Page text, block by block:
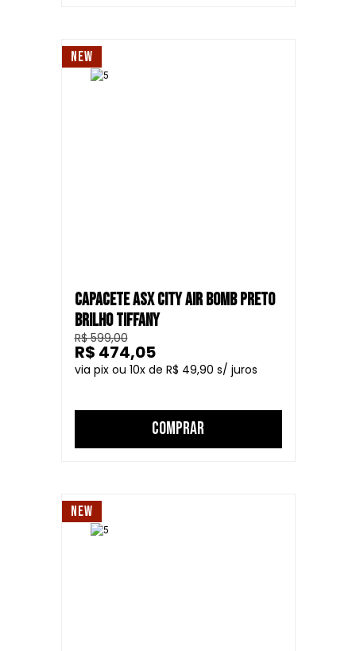
NEW
CAPACETE ASX CITY AIR BOMB PRETO
BRILHO TIFFANY
R$ 599,00
10
R$ 49,90
R$ 474,05
COMPRAR
NEW